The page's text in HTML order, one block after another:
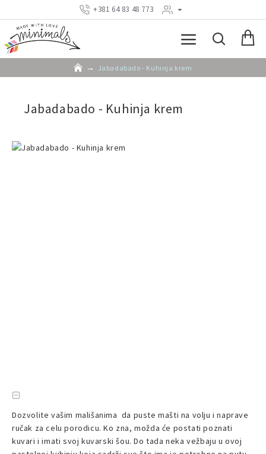
+381 64 83 48 773
Jabadabado - Kuhinja krem
Jabadabado - Kuhinja krem
Dozvolite vašim mališanima da puste mašti na volju i naprave
ručak za celu porodicu. Ko zna, možda će postati poznati
kuvari i imati svoj kuvarski šou. Do tada neka vežbaju u ovoj